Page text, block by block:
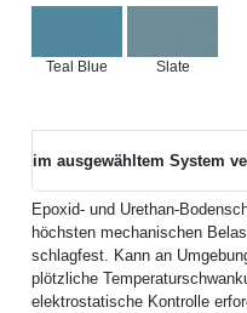
Teal Blue Slate
im ausgewähltem System
Epoxid- und Urethan-
höchsten mechanischen
schlagfest. Kann an
plötzliche
elektrostatische Kontrolle